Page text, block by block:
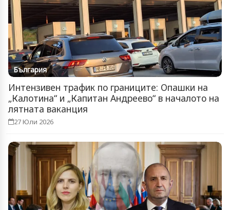
България
Интензивен трафик по границите: Опашки на
„Калотина“ и „Капитан Андреево“ в началото на
лятната ваканция
27 Юли 2026